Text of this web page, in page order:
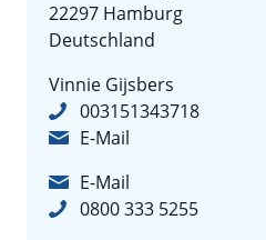
22297 Hamburg
Deutschland
Vinnie Gijsbers
003151343718
E-Mail
E-Mail
0800 333 5255